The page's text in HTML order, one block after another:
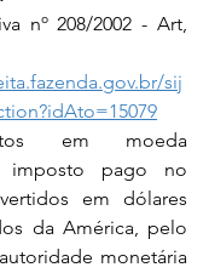
nº 208/2002 - Art,
sij
em moeda
imposto pago no
em dólares
da América, pelo
monetária